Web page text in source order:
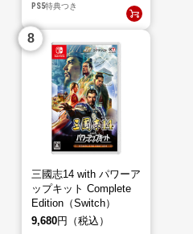
PS5特典つき
三國志14 with パワーア
ップキット Complete
Edition（Switch）
9,680円（税込）